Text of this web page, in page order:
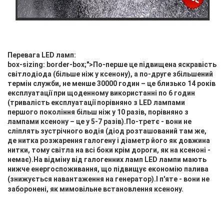
Перевага LED ламп:
box-sizing: border-box;">По-перше це підвищена яскравість
світлодіода (більше ніж у ксенону), а по-друге збільшений
термін служби, не менше 30000 годин – це близько 14 років
експлуатації при щоденному використанні по 6 годин
(тривалість експлуатації порівняно з LED лампами
першого покоління більш ніж у 10 разів, порівняно з
лампами ксенону – це у 5-7 разів).По-третє - вони не
сліплять зустрічного водія (діод розташований там же,
де нитка розжарення галогену і діаметр його як довжина
нитки, тому світла на всі боки крім дороги, як на ксеноні -
немає).На відміну від галогенних ламп LED лампи мають
нижче енергоспоживання, що підвищує економію палива
(знижується навантаження на генератор). І п'яте - вони не
заборонені, як мимовільне встановлення ксенону.